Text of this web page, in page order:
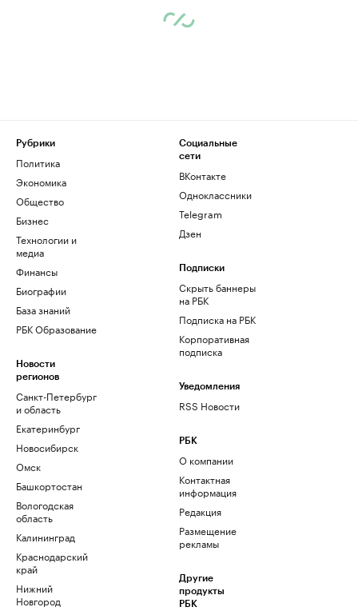
Рубрики
Политика
Экономика
Общество
Бизнес
Технологии и
медиа
Финансы
Биографии
База знаний
РБК Образование
Новости
регионов
Санкт-Петербург
и область
Екатеринбург
Новосибирск
Омск
Башкортостан
Вологодская
область
Калининград
Краснодарский
край
Нижний
Новгород
Социальные
сети
ВКонтакте
Одноклассники
Telegram
Дзен
Подписки
Скрыть баннеры
на РБК
Подписка на РБК
Корпоративная
подписка
Уведомления
RSS Новости
РБК
О компании
Контактная
информация
Редакция
Размещение
рекламы
Другие
продукты
РБК